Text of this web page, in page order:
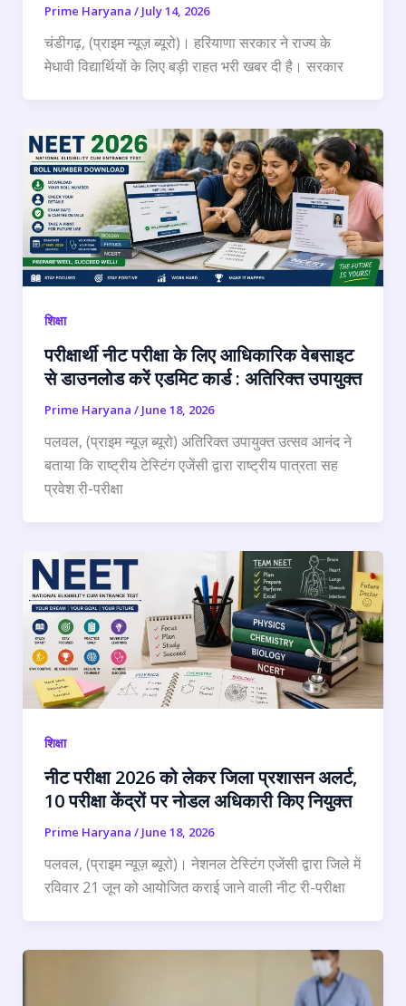
Prime Haryana / July 14, 2026
चंडीगढ़, (प्राइम न्यूज़ ब्यूरो)। हरियाणा सरकार ने राज्य के
मेधावी विद्यार्थियों के लिए बड़ी राहत भरी खबर दी है। सरकार
शिक्षा
परीक्षार्थी नीट परीक्षा के लिए आधिकारिक वेबसाइट
से डाउनलोड करें एडमिट कार्ड : अतिरिक्त उपायुक्त
Prime Haryana / June 18, 2026
पलवल, (प्राइम न्यूज़ ब्यूरो) अतिरिक्त उपायुक्त उत्सव आनंद ने
बताया कि राष्ट्रीय टेस्टिंग एजेंसी द्वारा राष्ट्रीय पात्रता सह
प्रवेश री-परीक्षा
शिक्षा
नीट परीक्षा 2026 को लेकर जिला प्रशासन अलर्ट,
10 परीक्षा केंद्रों पर नोडल अधिकारी किए नियुक्त
Prime Haryana / June 18, 2026
पलवल, (प्राइम न्यूज़ ब्यूरो)। नेशनल टेस्टिंग एजेंसी द्वारा जिले में
रविवार 21 जून को आयोजित कराई जाने वाली नीट री-परीक्षा